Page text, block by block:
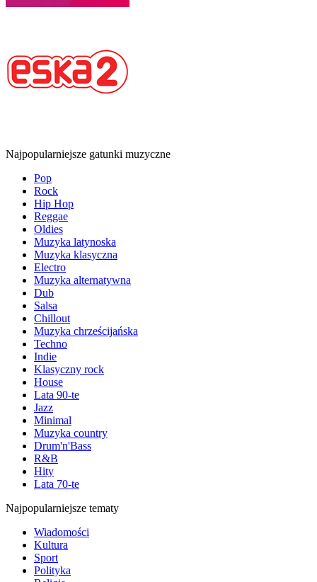
Najpopularniejsze gatunki muzyczne
Pop
Rock
Hip Hop
Reggae
Oldies
Muzyka latynoska
Muzyka klasyczna
Electro
Muzyka alternatywna
Dub
Salsa
Chillout
Muzyka chrześcijańska
Techno
Indie
Klasyczny rock
House
Lata 90-te
Jazz
Minimal
Muzyka country
Drum'n'Bass
R&B
Hity
Lata 70-te
Najpopularniejsze tematy
Wiadomości
Kultura
Sport
Polityka